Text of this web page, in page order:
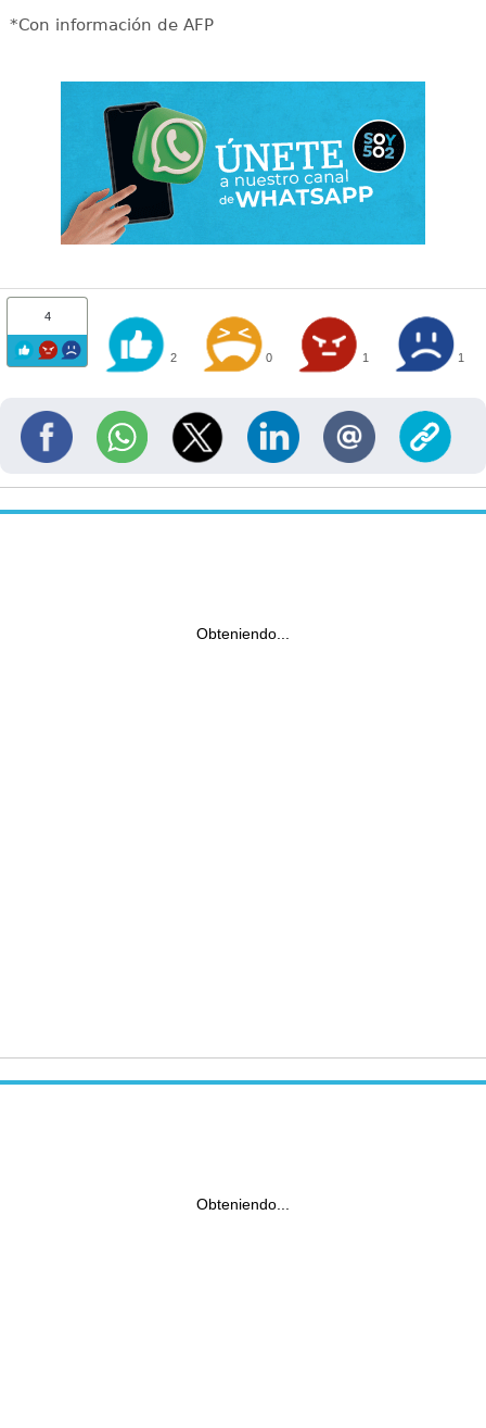
*Con información de AFP
4
2 0 1 1
Obteniendo...
Obteniendo...